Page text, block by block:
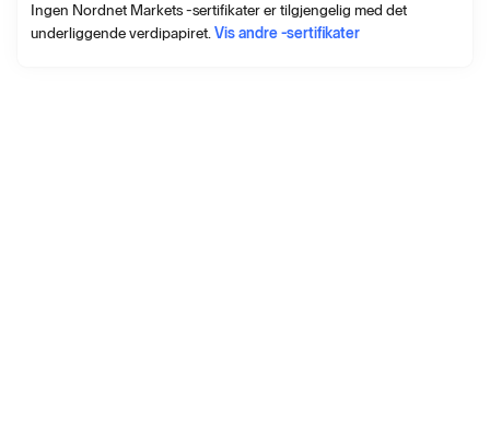
Ingen Nordnet Markets -sertifikater er tilgjengelig med det
underliggende verdipapiret.Vis andre -sertifikater